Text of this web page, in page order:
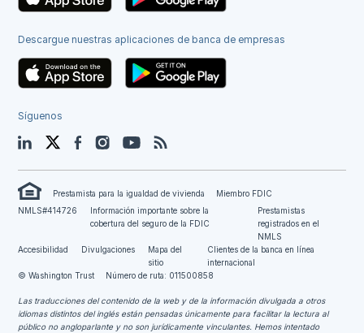
Descargue nuestras aplicaciones de banca de empresas
Síguenos
LinkedIn TwitterFacebookInstagramYouTube
Prestamista para la igualdad de vivienda
Miembro FDIC
NMLS#414726
Información importante sobre la
cobertura del seguro de la FDIC
Prestamistas
registrados en el
NMLS
Accesibilidad
Divulgaciones
Mapa del
sitio
Clientes de la banca en línea
internacional
© Washington Trust
Número de ruta: 011500858
Las traducciones del contenido de la web y de la información divulgada a otros
idiomas distintos del inglés están pensadas únicamente para facilitar la lectura al
público no angloparlante y no son jurídicamente vinculantes. Hemos intentado